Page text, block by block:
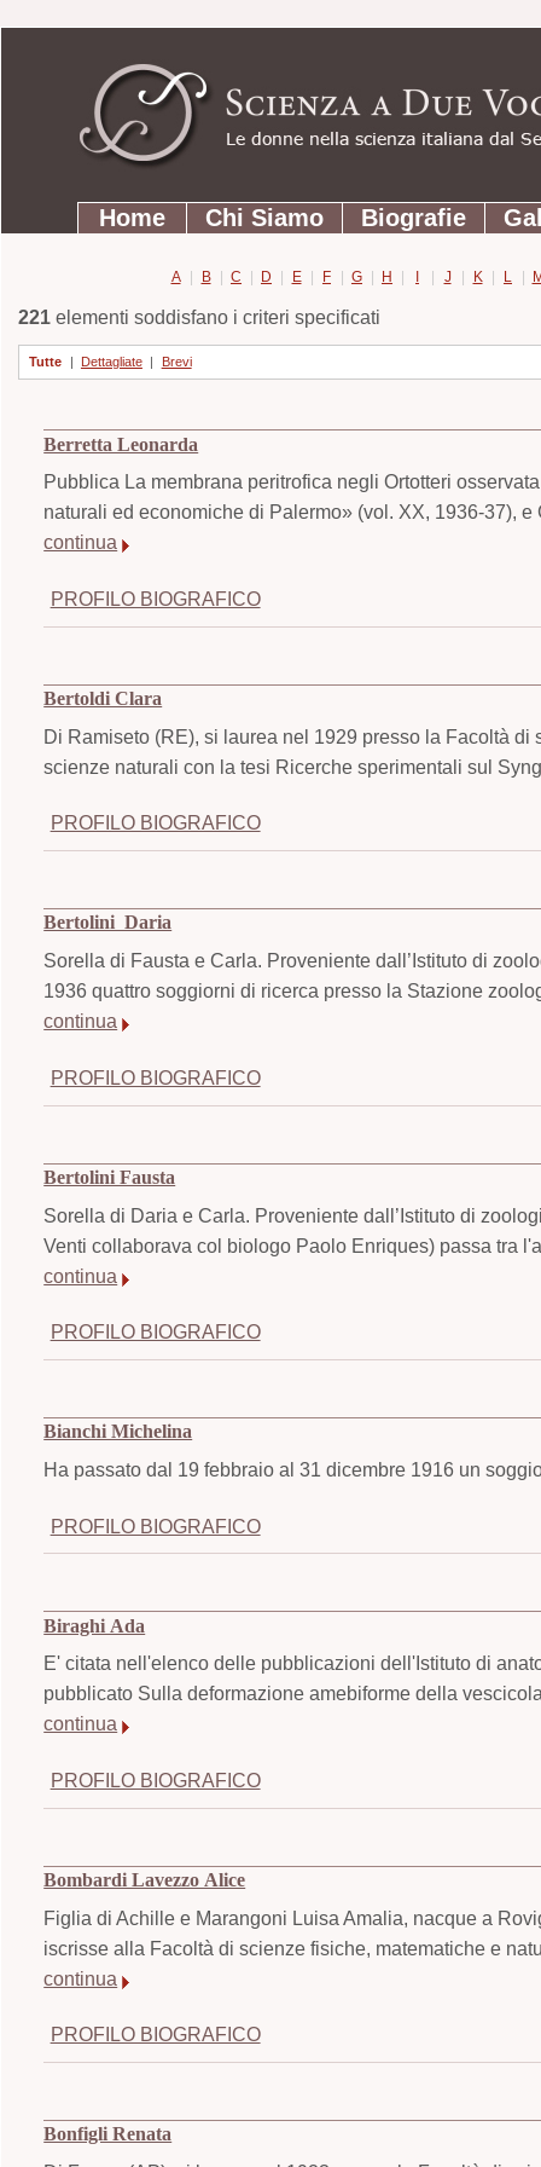
contenuti.
Strumenti
personali
SezioniHome Chi Siamo Biografie
A | B | C | D | E | F | G | H | I | J | K | L |
221elementi soddisfano i criteri specificati
Tutte | Dettagliate | Brevi
Berretta Leonarda
Pubblica La membrana peritrofica negli Ortotteri
naturali ed economiche di Palermo» (vol. XX, 1936-37),
continua
PROFILO BIOGRAFICO
Bertoldi Clara
Di Ramiseto (RE), si laurea nel 1929 presso la Facoltà
scienze naturali con la tesi Ricerche sperimentali sul
PROFILO BIOGRAFICO
Bertolini Daria
Sorella di Fausta e Carla. Proveniente dall’Istituto di
1936 quattro soggiorni di ricerca presso la Stazione
continua
PROFILO BIOGRAFICO
Bertolini Fausta
Sorella di Daria e Carla. Proveniente dall’Istituto di
Venti collaborava col biologo Paolo Enriques) passa tra
continua
PROFILO BIOGRAFICO
Bianchi Michelina
Ha passato dal 19 febbraio al 31 dicembre 1916 un
PROFILO BIOGRAFICO
Biraghi Ada
E' citata nell'elenco delle pubblicazioni dell'Istituto di
pubblicato Sulla deformazione amebiforme della
continua
PROFILO BIOGRAFICO
Bombardi Lavezzo Alice
Figlia di Achille e Marangoni Luisa Amalia, nacque a
iscrisse alla Facoltà di scienze fisiche, matematiche e
continua
PROFILO BIOGRAFICO
Bonfigli Renata